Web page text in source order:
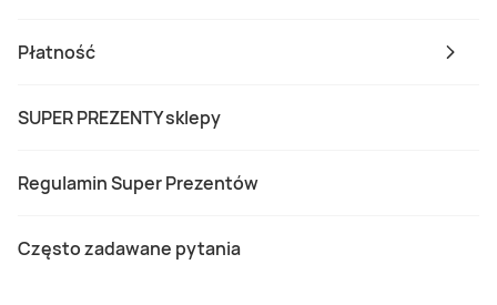
Płatność
SUPER PREZENTY sklepy
Regulamin Super Prezentów
Często zadawane pytania